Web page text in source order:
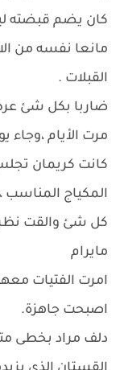
كان يضم قبضته
مانعا نفسه من
القبلات .
ضاربا بكل شئ
مرت الأيام ،وجاء
كانت كريمان
المكياج
كل شئ والقت
مايرام
امرت الفتيات
اصبحت جاهزة.
دلف مراد بخطى